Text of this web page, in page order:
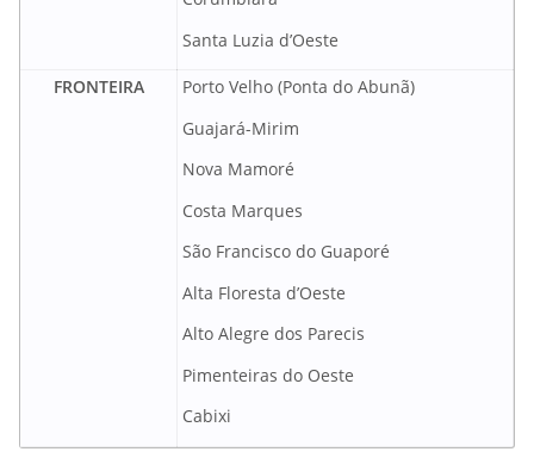
Santa Luzia d’Oeste
FRONTEIRA
Porto Velho (Ponta do Abunã)
Guajará-Mirim
Nova Mamoré
Costa Marques
São Francisco do Guaporé
Alta Floresta d’Oeste
Alto Alegre dos Parecis
Pimenteiras do Oeste
Cabixi